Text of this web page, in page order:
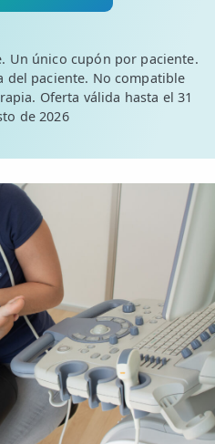
Un único cupón por paciente.
del paciente. No compatible
Oferta válida hasta el 31
de 2026